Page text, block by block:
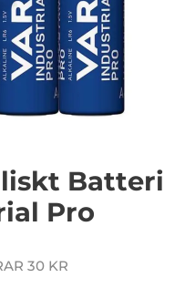
Batteri
Pro
30 KR